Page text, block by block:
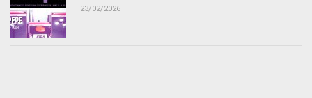
23/02/2026